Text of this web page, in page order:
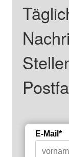
E-Mail*